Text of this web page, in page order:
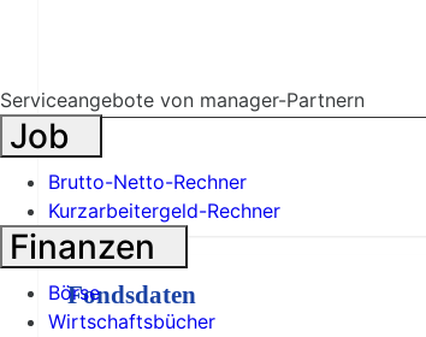
Fondsdaten
Serviceangebote von manager-Partnern
Job
Brutto-Netto-Rechner
Kurzarbeitergeld-Rechner
Finanzen
Börse
Wirtschaftsbücher